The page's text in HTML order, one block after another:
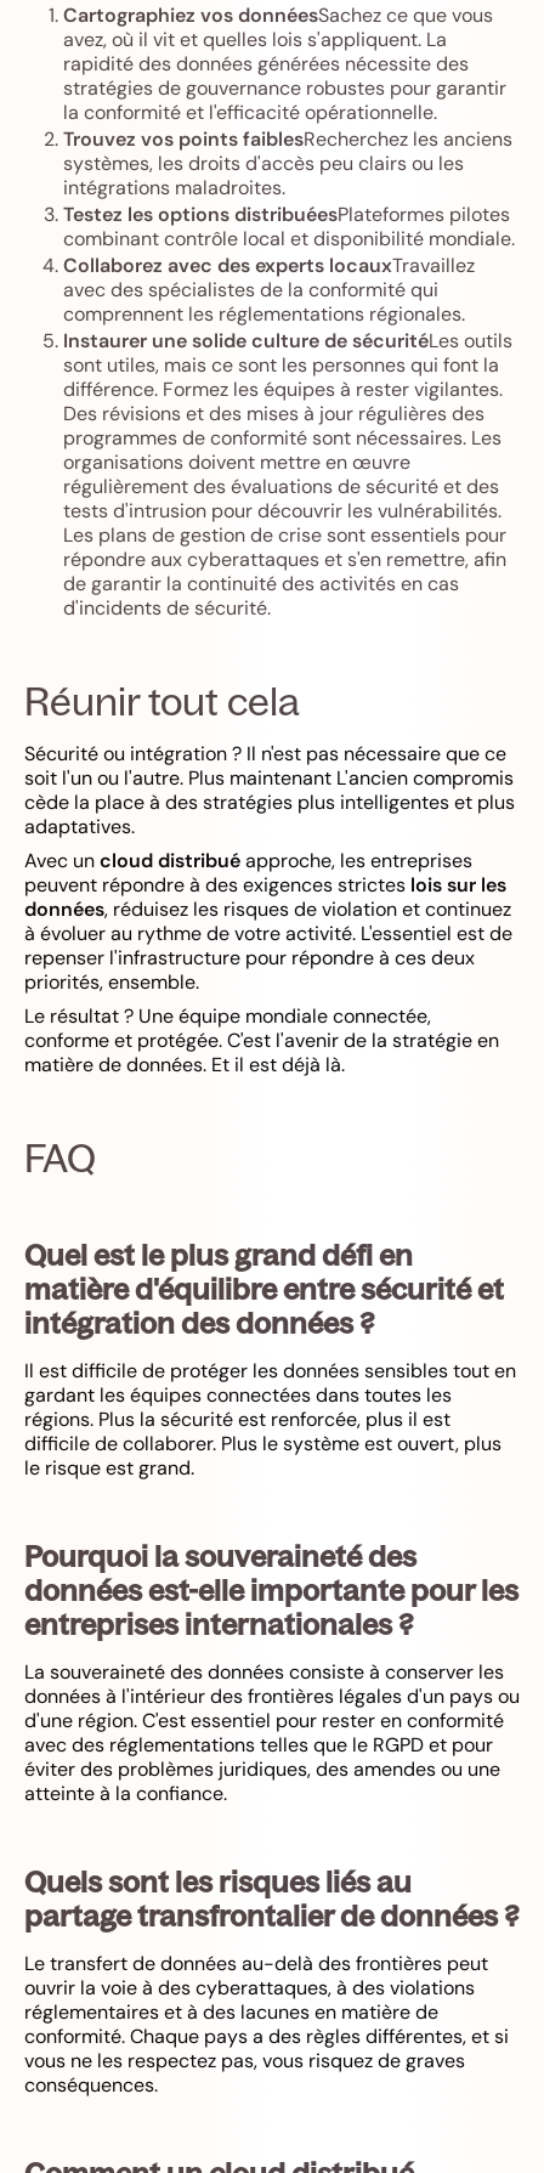
Cartographiez vos donnéesSachez ce que vous
avez, où il vit et quelles lois s'appliquent. La
rapidité des données générées nécessite des
stratégies de gouvernance robustes pour garantir
la conformité et l'efficacité opérationnelle.
Trouvez vos points faiblesRecherchez les anciens
systèmes, les droits d'accès peu clairs ou les
intégrations maladroites.
Testez les options distribuéesPlateformes pilotes
combinant contrôle local et disponibilité mondiale.
Collaborez avec des experts locauxTravaillez
avec des spécialistes de la conformité qui
comprennent les réglementations régionales.
Instaurer une solide culture de sécuritéLes outils
sont utiles, mais ce sont les personnes qui font la
différence. Formez les équipes à rester vigilantes.
Des révisions et des mises à jour régulières des
programmes de conformité sont nécessaires. Les
organisations doivent mettre en œuvre
régulièrement des évaluations de sécurité et des
tests d'intrusion pour découvrir les vulnérabilités.
Les plans de gestion de crise sont essentiels pour
répondre aux cyberattaques et s'en remettre, afin
de garantir la continuité des activités en cas
d'incidents de sécurité.
Réunir tout cela
Sécurité ou intégration ? Il n'est pas nécessaire que ce
soit l'un ou l'autre. Plus maintenant L'ancien compromis
cède la place à des stratégies plus intelligentes et plus
adaptatives.
Avec uncloud distribuéapproche, les entreprises
peuvent répondre à des exigences strictes lois sur les
données, réduisez les risques de violation et continuez
à évoluer au rythme de votre activité. L'essentiel est de
repenser l'infrastructure pour répondre à ces deux
priorités, ensemble.
Le résultat ? Une équipe mondiale connectée,
conforme et protégée. C'est l'avenir de la stratégie en
matière de données. Et il est déjà là.
FAQ
Quel est le plus grand défi en
matière d'équilibre entre sécurité et
intégration des données ?
Il est difficile de protéger les données sensibles tout en
gardant les équipes connectées dans toutes les
régions. Plus la sécurité est renforcée, plus il est
difficile de collaborer. Plus le système est ouvert, plus
le risque est grand.
Pourquoi la souveraineté des
données est-elle importante pour les
entreprises internationales ?
La souveraineté des données consiste à conserver les
données à l'intérieur des frontières légales d'un pays ou
d'une région. C'est essentiel pour rester en conformité
avec des réglementations telles que le RGPD et pour
éviter des problèmes juridiques, des amendes ou une
atteinte à la confiance.
Quels sont les risques liés au
partage transfrontalier de données ?
Le transfert de données au-delà des frontières peut
ouvrir la voie à des cyberattaques, à des violations
réglementaires et à des lacunes en matière de
conformité. Chaque pays a des règles différentes, et si
vous ne les respectez pas, vous risquez de graves
conséquences.